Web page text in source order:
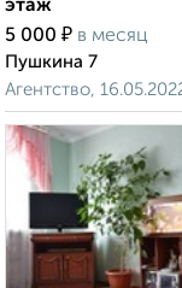
этаж
5 000 ₽ в месяц
Пушкина 7
Агентство,